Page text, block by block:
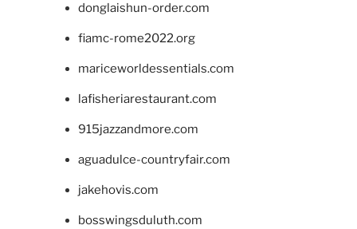
donglaishun-order.com
fiamc-rome2022.org
mariceworldessentials.com
lafisheriarestaurant.com
915jazzandmore.com
aguadulce-countryfair.com
jakehovis.com
bosswingsduluth.com